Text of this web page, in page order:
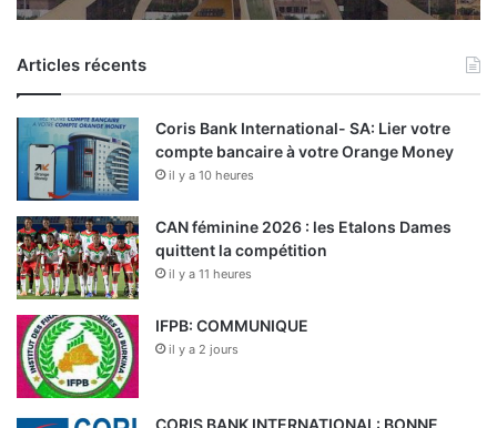
Articles récents
Coris Bank International- SA: Lier votre
compte bancaire à votre Orange Money
il y a 10 heures
CAN féminine 2026 : les Etalons Dames
quittent la compétition
il y a 11 heures
IFPB: COMMUNIQUE
il y a 2 jours